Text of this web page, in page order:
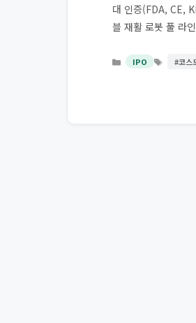
대 인증(FDA, CE,
블 재활 로봇 풀 라
카 IPO #코스